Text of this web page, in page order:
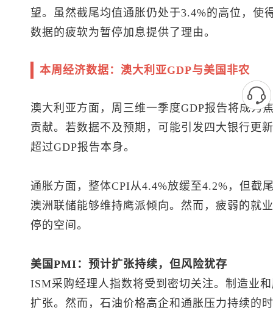
望。虽然截尾均值通胀仍处于3.4%的高位，使
数据的疲软为暂停加息提供了理由。
本周经济数据：澳大利亚GDP与美国非农
澳大利亚方面，周三维一季度GDP报告将成为
贡献。若数据不及预期，可能引发四大银行更
超过GDP报告本身。
通胀方面，整体CPI从4.4%放缓至4.2%，但截
澳洲联储能够维持鹰派倾向。然而，疲弱的就
停的空间。
美国PMI：预计扩张持续，但风险犹存
ISM采购经理人指数将受到密切关注。制造业
扩张。然而，石油价格高企和通胀压力持续的